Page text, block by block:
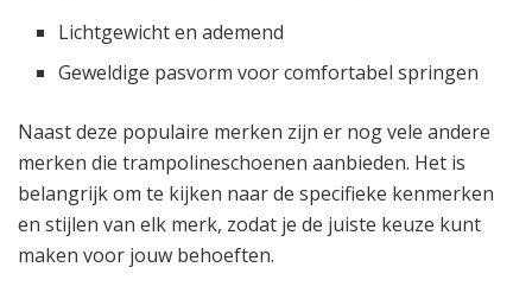
Lichtgewicht en ademend
Geweldige pasvorm voor comfortabel springen
Naast deze populaire merken zijn er nog vele andere
merken die trampolineschoenen aanbieden. Het is
belangrijk om te kijken naar de specifieke kenmerken
en stijlen van elk merk, zodat je de juiste keuze kunt
maken voor jouw behoeften.